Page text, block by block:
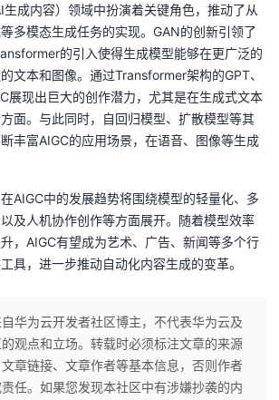
成内容）领域中扮演着关键角色，推动了从
多模态生成任务的实现。GAN的创新引领了
的引入使得生成模型能够在更广泛的
文本和图像。通过Transformer架构的GPT、
展现出巨大的创作潜力，尤其是在生成式文本
面。与此同时，自回归模型、扩散模型等其
丰富AIGC的应用场景，在语音、图像等生成
AIGC中的发展趋势将围绕模型的轻量化、多
及人机协作创作等方面展开。随着模型效率
，AIGC有望成为艺术、广告、新闻等多个行
具，进一步推动自动化内容生成的变革。
自华为云开发者社区博主，不代表华为云及
观点和立场。转载时必须标注文章的来源
文章链接、文章作者等基本信息，否则作者
任。如果您发现本社区中有涉嫌抄袭的内